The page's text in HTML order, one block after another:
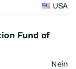
USA
Fund of
Nein